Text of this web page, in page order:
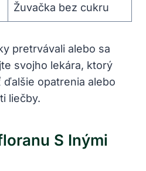
Žuvačka bez cukru
pretrvávali alebo sa
svojho lekára, ktorý
opatrenia alebo
liečby.
S Inými